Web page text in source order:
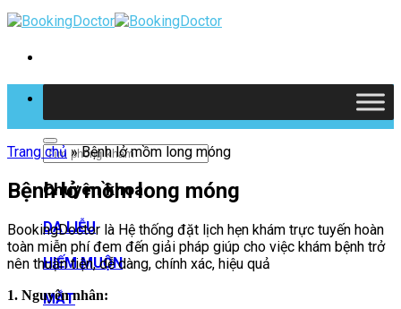
Skip
to
Chuyên khoa
DA LIỄU
HIẾM MUỘN
MẮT
Trang chủ »Bệnh lở mồm long móng
Bệnh lở mồm long móng
BookingDoctor là Hệ thống đặt lịch hẹn khám trực tuyến hoàn
toàn miễn phí đem đến giải pháp giúp cho việc khám bệnh trở
nên thuận tiện, dễ dàng, chính xác, hiệu quả
1. Nguyên nhân: